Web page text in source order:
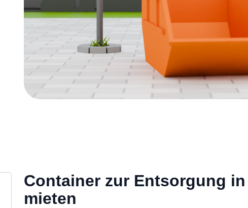
Container zur Entsorgung in
mieten